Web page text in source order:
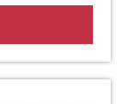
de la